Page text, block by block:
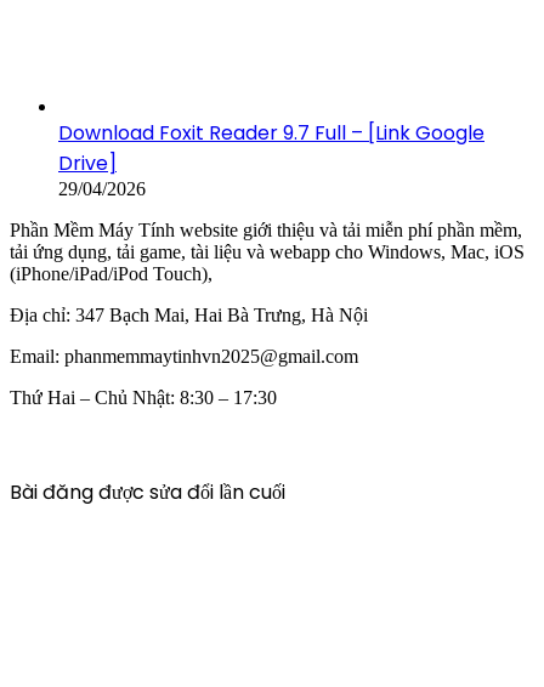
Download Foxit Reader 9.7 Full – [Link Google
Drive]
29/04/2026
Phần Mềm Máy Tính website giới thiệu và tải miễn phí phần mềm,
tải ứng dụng, tải game, tài liệu và webapp cho Windows, Mac, iOS
(iPhone/iPad/iPod Touch),
Địa chỉ: 347 Bạch Mai, Hai Bà Trưng, Hà Nội
Email: phanmemmaytinhvn2025@gmail.com
Thứ Hai – Chủ Nhật: 8:30 – 17:30
Bài đăng được sửa đổi lần cuối